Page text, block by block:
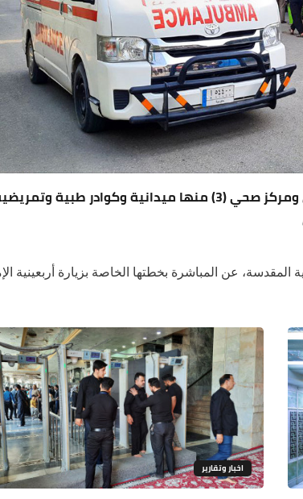
الخطة الصحية للعتبة الحسينية: (11) مستشفى ومركز صحي (3) منها ميدانية وكوادر طبية
المقدسة، عن المباشرة بخطتها الخاصة بزيارة أربعينية
اخبار وتقارير